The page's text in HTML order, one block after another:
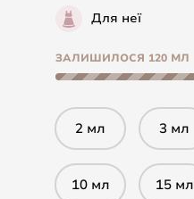
Для неї
ЗАЛИШИЛОСЯ 120 МЛ
2 мл 3 мл
10 мл 15 мл